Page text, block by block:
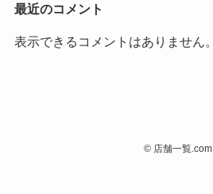
最近のコメント
表示できるコメントはありません。
© 店舗一覧.com